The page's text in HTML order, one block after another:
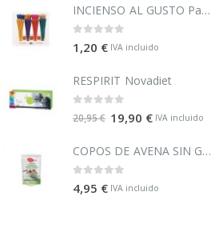
INCIENSO AL GUSTO Pack 4 Varillas
1,20 € IVA incluido
RESPIRIT Novadiet
20,95€ 19,90 € IVA incluido
COPOS DE AVENA SIN GLUTEN EL GRANERO
4,95 € IVA incluido